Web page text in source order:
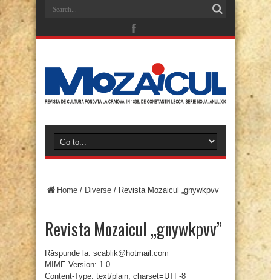
Home / Diverse / Revista Mozaicul „gnywkpvv”
Revista Mozaicul „gnywkpvv”
Răspunde la: scablik@hotmail.com
MIME-Version: 1.0
Content-Type: text/plain; charset=UTF-8